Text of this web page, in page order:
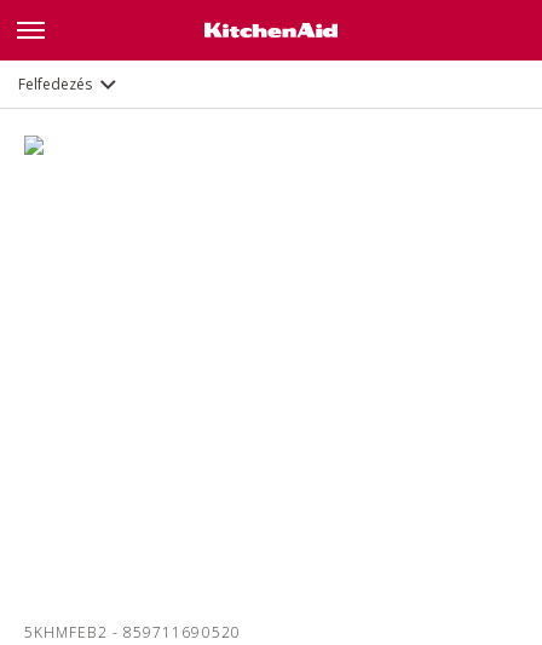
Felfedezés
5KHMFEB2 - 859711690520